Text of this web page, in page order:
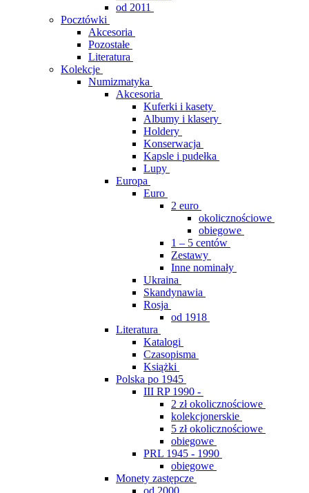
od 2011
Pocztówki
Akcesoria
Pozostałe
Literatura
Kolekcje
Numizmatyka
Akcesoria
Kuferki i kasety
Albumy i klasery
Holdery
Konserwacja
Kapsle i pudełka
Lupy
Europa
Euro
2 euro
okolicznościowe
obiegowe
1 – 5 centów
Zestawy
Inne nominały
Ukraina
Skandynawia
Rosja
od 1918
Literatura
Katalogi
Czasopisma
Książki
Polska po 1945
III RP 1990 -
2 zł okolicznościowe
kolekcjonerskie
5 zł okolicznościowe
obiegowe
PRL 1945 - 1990
obiegowe
Monety zastępcze
od 2000